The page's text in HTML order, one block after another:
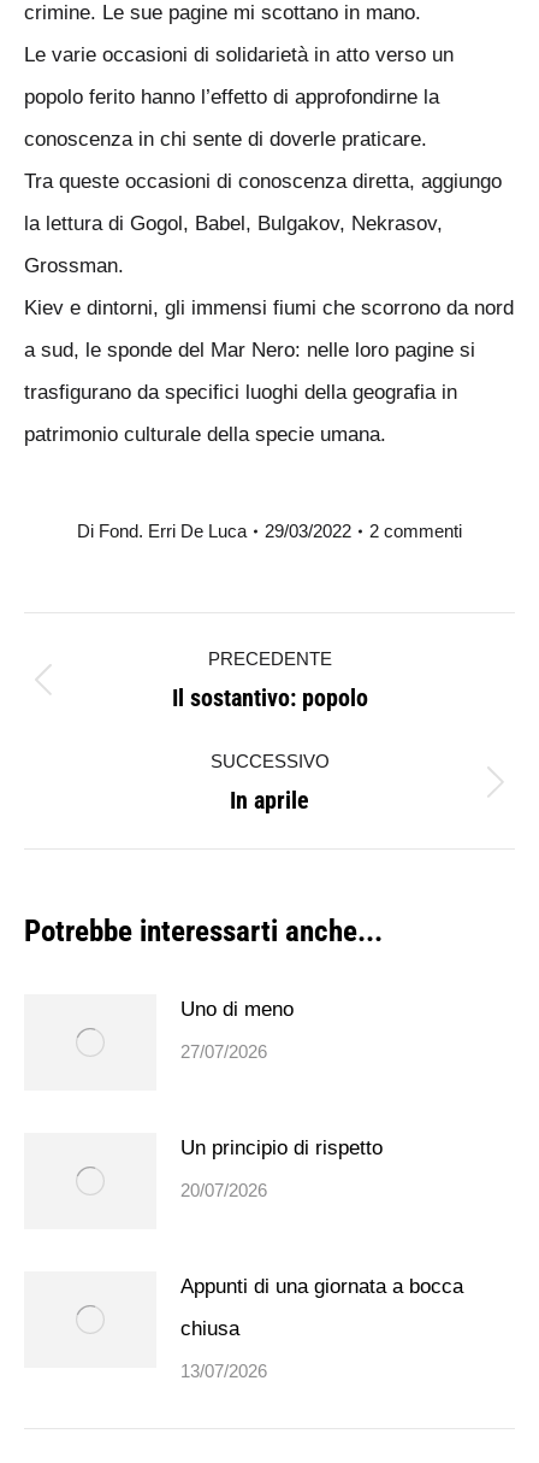
crimine. Le sue pagine mi scottano in mano.
Le varie occasioni di solidarietà in atto verso un
popolo ferito hanno l’effetto di approfondirne la
conoscenza in chi sente di doverle praticare.
Tra queste occasioni di conoscenza diretta, aggiungo
la lettura di Gogol, Babel, Bulgakov, Nekrasov,
Grossman.
Kiev e dintorni, gli immensi fiumi che scorrono da nord
a sud, le sponde del Mar Nero: nelle loro pagine si
trasfigurano da specifici luoghi della geografia in
patrimonio culturale della specie umana.
Di Fond. Erri De Luca 29/03/2022 2 commenti
tra
PRECEDENTE
Post
Il sostantivo: popolo
SUCCESSIVO
Prossimo
post:
In aprile
Potrebbe interessarti anche...
Uno di meno
27/07/2026
Un principio di rispetto
20/07/2026
Appunti di una giornata a bocca
chiusa
13/07/2026